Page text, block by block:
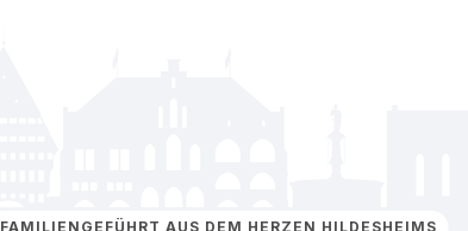
FAMILIENGEFÜHRT AUS DEM HERZEN HILDESHEIMS